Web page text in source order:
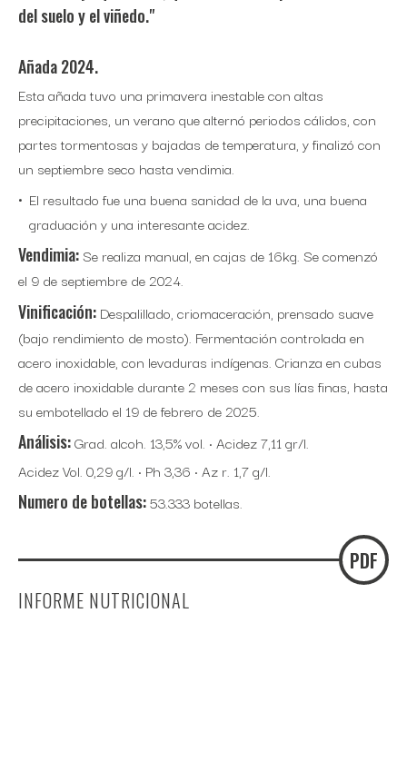
del suelo y el viñedo."
Añada 2024.
Esta añada tuvo una primavera inestable con altas
precipitaciones, un verano que alternó periodos cálidos, con
partes tormentosas y bajadas de temperatura, y finalizó con
un septiembre seco hasta vendimia.
El resultado fue una buena sanidad de la uva, una buena
graduación y una interesante acidez.
Vendimia:Se realiza manual, en cajas de 16kg. Se comenzó
el 9 de septiembre de 2024.
Vinificación: Despalillado, criomaceración, prensado suave
(bajo rendimiento de mosto). Fermentación controlada en
acero inoxidable, con levaduras indígenas. Crianza en cubas
de acero inoxidable durante 2 meses con sus lías finas, hasta
su embotellado el 19 de febrero de 2025.
Análisis:Grad. alcoh. 13,5% vol. · Acidez 7,11 gr/l.
Acidez Vol. 0,29 g/l. · Ph 3,36 · Az r. 1,7 g/l.
Numero de botellas:53.333 botellas.
PDF
INFORME NUTRICIONAL